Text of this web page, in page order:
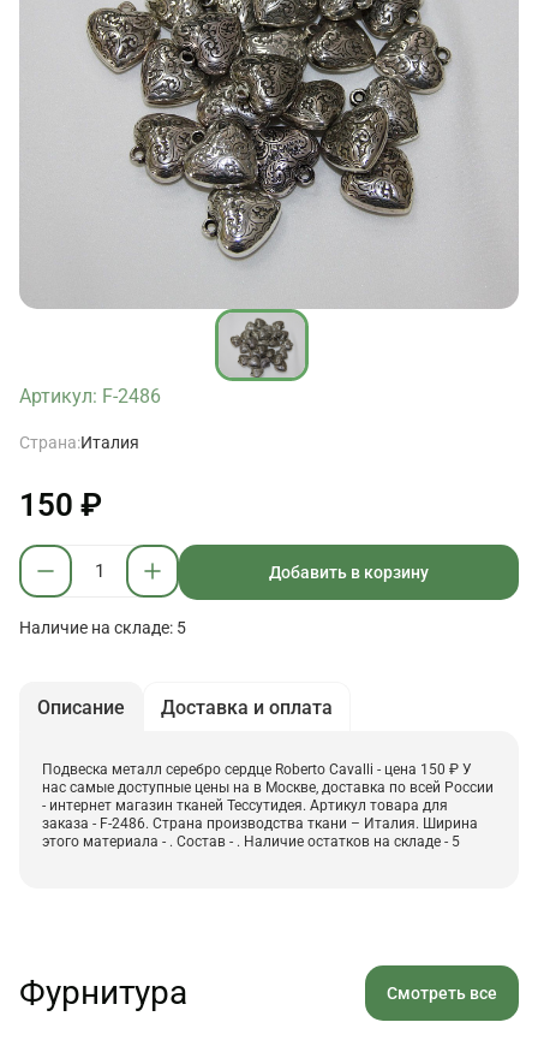
Артикул: F-2486
Страна:Италия
150 ₽
Добавить в корзину
Наличие на складе: 5
Описание Доставка и оплата
Подвеска металл серебро сердце Roberto Cavalli - цена 150 ₽ У
нас самые доступные цены на в Москве, доставка по всей России
- интернет магазин тканей Тессутидея. Артикул товара для
заказа - F-2486. Страна производства ткани – Италия. Ширина
этого материала - . Состав - . Наличие остатков на складе - 5
Фурнитура Смотреть все